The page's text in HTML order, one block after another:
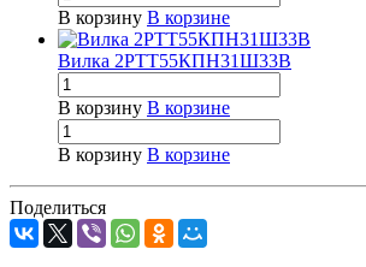
В корзину В корзине
Вилка 2РТТ55КПН31Ш33В
В корзину В корзине
В корзину В корзине
Поделиться